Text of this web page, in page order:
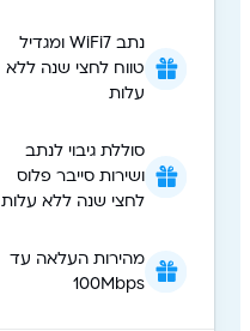
נתב WiFi7 ומגדיל
טווח לחצי שנה ללא
עלות
סוללת גיבוי לנתב
ושירות סייבר פלוס
לחצי שנה ללא עלות
מהירות העלאה עד
100Mbps